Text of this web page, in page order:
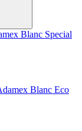
Blanc Special